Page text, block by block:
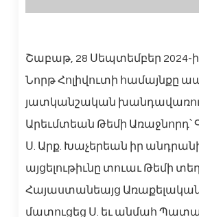
Շաբաթ, 28 Սեպտեմբեր 2024-ի
Նորթ Հոլիվուտի համայնքը
յատկանշական
Արեւմտեան Թեմի Առաջնորդ՝
Ս. Արք. Խաչերեան իր
այցելութիւնը տուաւ Թեմի
Հայաստանեայց Առաքելական
մատուցեց Ս. եւ անմահ